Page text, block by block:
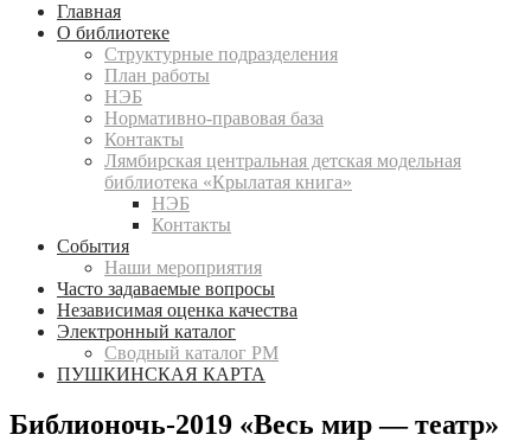
Главная
О библиотеке
Структурные подразделения
План работы
НЭБ
Нормативно-правовая база
Контакты
Лямбирская центральная детская модельная
библиотека «Крылатая книга»
НЭБ
Контакты
События
Наши мероприятия
Часто задаваемые вопросы
Независимая оценка качества
Электронный каталог
Сводный каталог РМ
ПУШКИНСКАЯ КАРТА
Библионочь-2019 «Весь мир — театр»